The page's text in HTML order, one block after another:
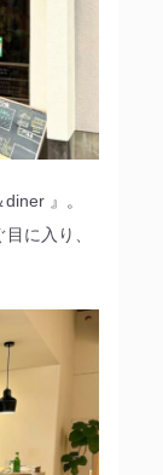
』。
に入り、